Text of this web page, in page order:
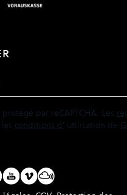
par reCAPTCHA. Les
conditions d' utilisation de